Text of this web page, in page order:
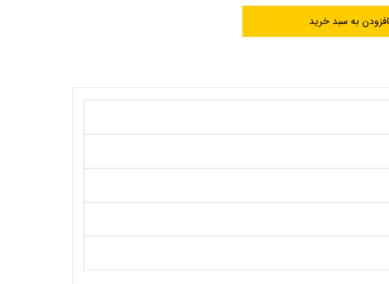
افزودن به سبد خرید